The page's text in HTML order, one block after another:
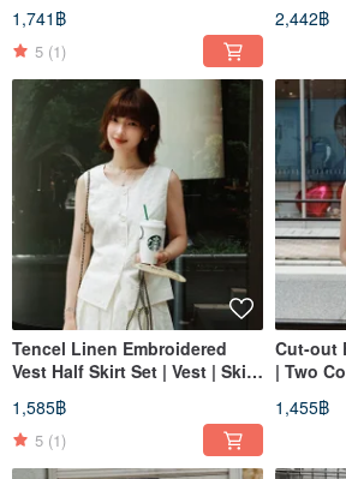
Sora-2154
1,741฿
5 (1)
2,442฿
Tencel Linen Embroidered
Vest Half Skirt Set | Vest | Skirt
| Summer Style | Sora-2152
1,585฿
5 (1)
Cut-out
| Two
1,455฿